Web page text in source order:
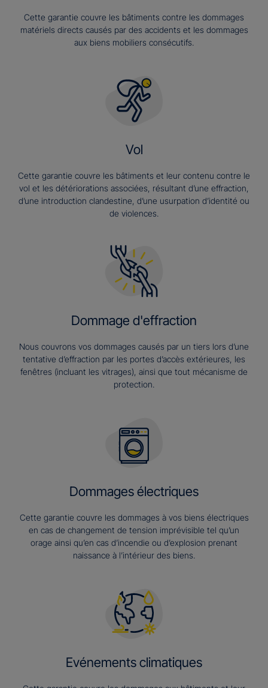
Cette garantie couvre les bâtiments contre les dommages
matériels directs causés par des accidents et les dommages
aux biens mobiliers consécutifs.
Vol
Cette garantie couvre les bâtiments et leur contenu contre le
vol et les détériorations associées, résultant d’une effraction,
d’une introduction clandestine, d’une usurpation d’identité ou
de violences.
Dommage d'effraction
Nous couvrons vos dommages causés par un tiers lors d’une
tentative d’effraction par les portes d’accès extérieures, les
fenêtres (incluant les vitrages), ainsi que tout mécanisme de
protection.
Dommages électriques
Cette garantie couvre les dommages à vos biens électriques
en cas de changement de tension imprévisible tel qu’un
orage ainsi qu’en cas d’incendie ou d’explosion prenant
naissance à l’intérieur des biens.
Evénements climatiques